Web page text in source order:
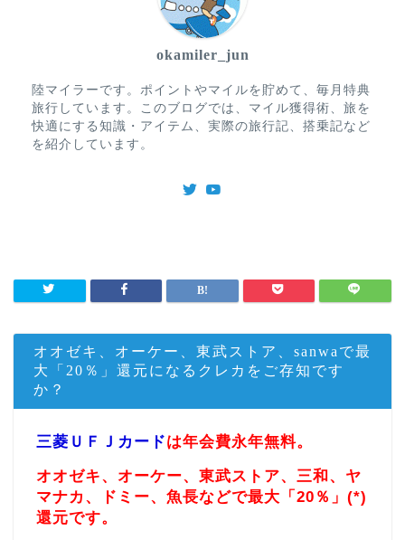
okamiler_jun
陸マイラーです。ポイントやマイルを貯めて、毎月特典
旅行しています。このブログでは、マイル獲得術、旅を
快適にする知識・アイテム、実際の旅行記、搭乗記など
を紹介しています。
オオゼキ、オーケー、東武ストア、sanwaで最
大「20％」還元になるクレカをご存知です
か？
三菱ＵＦＪカードは年会費永年無料。
オオゼキ、オーケー、東武ストア、三和、ヤ
マナカ、ドミー、魚長などで最大「20％」(*)
還元です。